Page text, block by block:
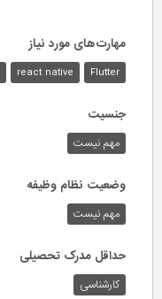
مهارت‌های مورد نیاز
Flutter
react native
جنسیت
مهم نیست
وضعیت نظام وظیفه
مهم‌ نیست
حداقل مدرک تحصیلی
کارشناسی